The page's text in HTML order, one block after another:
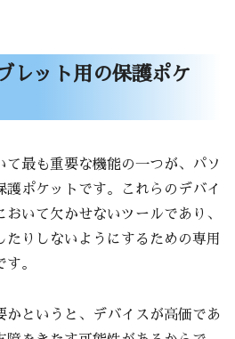
レット用の保護ポケ
て最も重要な機能の一つが、パソ
護ポケットです。これらのデバイ
いて欠かせないツールであり、
りしないようにするための専用
。
かというと、デバイスが高価であ